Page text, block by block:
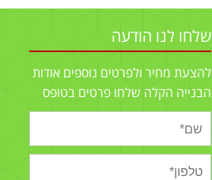
שלחו לנו הודעה
להצעת מחיר ולפרטים נוספים אודות
הבנייה הקלה שלחו פרטים בטופס